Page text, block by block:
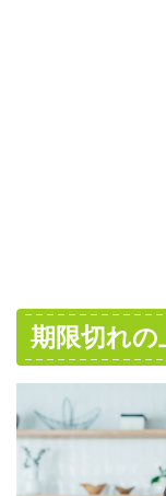
期限切れの